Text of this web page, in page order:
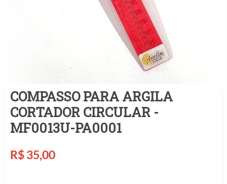
COMPASSO PARA ARGILA
CORTADOR CIRCULAR -
MF0013U-PA0001
Preço
R$ 35,00